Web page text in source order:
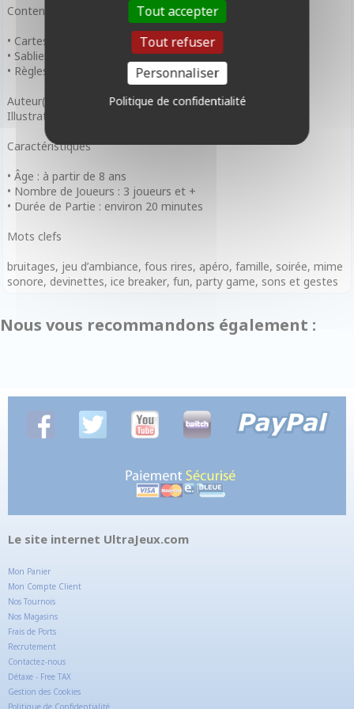
Contenu
• Cartes Mots à bruiter
• Sablier 1 minute
• Règles du jeu
Auteur(s) : Nat and Cam
Illustrateur(s) : Nat and Cam
Caractéristiques
• Âge : à partir de 8 ans
• Nombre de Joueurs : 3 joueurs et +
• Durée de Partie : environ 20 minutes
Mots clefs
bruitages, jeu d’ambiance, fous rires, apéro, famille, soirée, mime
sonore, devinettes, ice breaker, fun, party game, sons et gestes
Nous vous recommandons également :
Le site internet UltraJeux.com
Mon Panier
Mon Compte Client
Nos Tournois
Nos Magasins
Frais de Ports
Recrutement
Contactez-nous
Détaxe - Free TAX
Gestion des Cookies
Politique de Confidentialité
Tout accepter
Tout refuser
Personnaliser
Politique de confidentialité